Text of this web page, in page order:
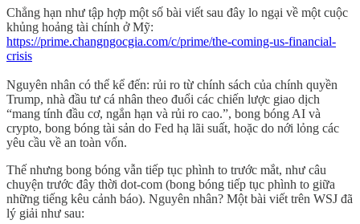
Chẳng hạn như tập hợp một số bài viết sau đây lo ngại về một cuộc
khủng hoảng tài chính ở Mỹ:
https://prime.changngocgia.com/c/prime/the-coming-us-financial-
crisis
Nguyên nhân có thể kể đến: rủi ro từ chính sách của chính quyền
Trump, nhà đầu tư cá nhân theo đuổi các chiến lược giao dịch
“mang tính đầu cơ, ngắn hạn và rủi ro cao.”, bong bóng AI và
crypto, bong bóng tài sản do Fed hạ lãi suất, hoặc do nới lỏng các
yêu cầu về an toàn vốn.
Thế nhưng bong bóng vẫn tiếp tục phình to trước mắt, như câu
chuyện trước đây thời dot-com (bong bóng tiếp tục phình to giữa
những tiếng kêu cảnh báo). Nguyên nhân? Một bài viết trên WSJ đã
lý giải như sau: